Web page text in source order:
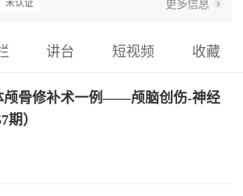
未认证 更多信息
讲台 短视频 收藏
颅骨修补术一例——颅脑创伤-神经
期）